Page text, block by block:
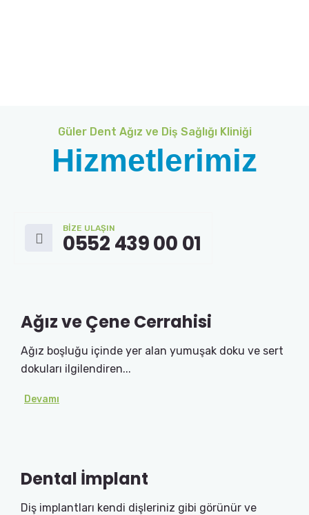
Güler Dent Ağız ve Diş Sağlığı Kliniği
Hizmetlerimiz
BIZE ULAŞIN
0552 439 00 01
Ağız ve Çene Cerrahisi
Ağız boşluğu içinde yer alan yumuşak doku ve sert
dokuları ilgilendiren...
Devamı
Dental İmplant
Diş implantları kendi dişleriniz gibi görünür ve